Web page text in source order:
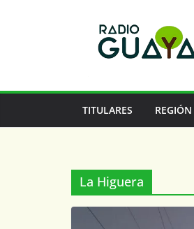
TITULARES REGIÓN
La Higuera